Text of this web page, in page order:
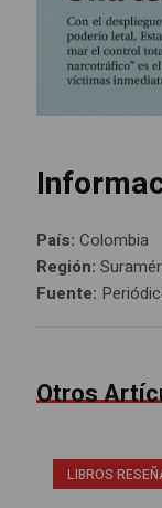
País:Colombia
Región:
Fuente:
Otros
LIBROS